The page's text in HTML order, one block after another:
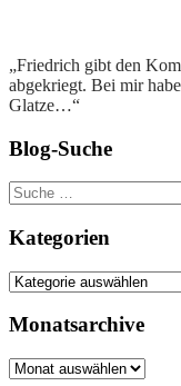
„Friedrich gibt den
abgekriegt. Bei mir
Glatze…“
Blog-Suche
Suche
nach:
Kategorien
Kategorien
Monatsarchive
Monatsarchive